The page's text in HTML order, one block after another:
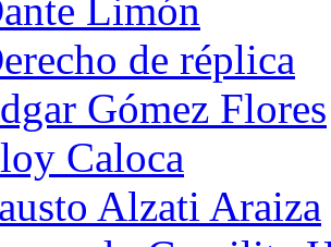
Limón
de réplica
Gómez Flores
Caloca
Alzati Araiza